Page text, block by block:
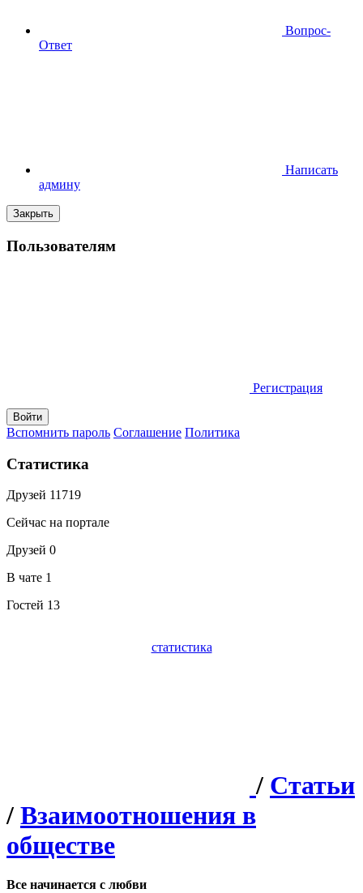
Вопрос-
Ответ
Написать
админу
Закрыть
Пользователям
Регистрация
Вспомнить пароль Соглашение Политика
Статистика
Друзей 11719
Сейчас на портале
Друзей 0
В чате 1
Гостей 13
статистика
/ Статьи
/ Взаимоотношения в
обществе
Все начинается с любви